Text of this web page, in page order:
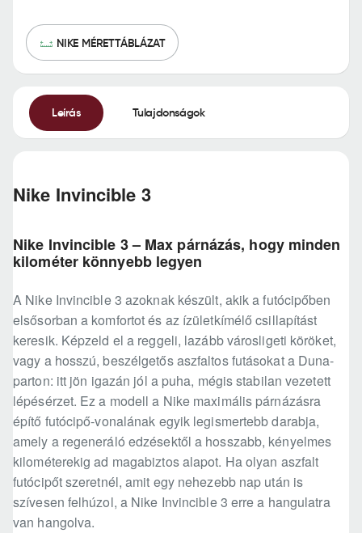
NIKE MÉRETTÁBLÁZAT
Leírás Tulajdonságok
Nike Invincible 3
Nike Invincible 3 – Max párnázás, hogy minden
kilométer könnyebb legyen
A Nike Invincible 3 azoknak készült, akik a futócipőben
elsősorban a komfortot és az ízületkímélő csillapítást
keresik. Képzeld el a reggeli, lazább városligeti köröket,
vagy a hosszú, beszélgetős aszfaltos futásokat a Duna-
parton: itt jön igazán jól a puha, mégis stabilan vezetett
lépésérzet. Ez a modell a Nike maximális párnázásra
építő futócipő-vonalának egyik legismertebb darabja,
amely a regeneráló edzésektől a hosszabb, kényelmes
kilométerekig ad magabiztos alapot. Ha olyan aszfalt
futócipőt szeretnél, amit egy nehezebb nap után is
szívesen felhúzol, a Nike Invincible 3 erre a hangulatra
van hangolva.